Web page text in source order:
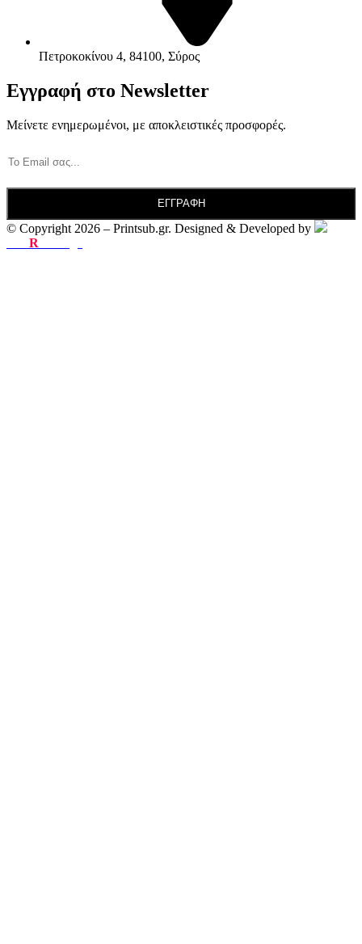
Πετροκοκίνου 4, 84100, Σύρος
Εγγραφή στο Newsletter
Μείνετε ενημερωμένοι, με αποκλειστικές προσφορές.
© Copyright 2026 – Printsub.gr. Designed & Developed by
R